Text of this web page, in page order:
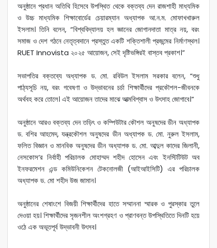
অনুষ্ঠানে প্রধান অতিথি হিসেবে উপস্থিত থেকে বক্তব্য দেন রাজশাহী মাধ্যমিক
ও উচ্চ মাধ্যমিক শিক্ষাবোর্ডের চেয়ারম্যান অধ্যাপক আ.ন.ম. মোফাখখারুল
ইসলাম। তিনি বলেন, “বিশ্ববিদ্যালয় হল জ্ঞানের জোগানদাতা মাত্র নয়, বরং
সমাজ ও দেশ গঠনে নেতৃত্বদানে প্রস্তুত একটি শক্তিশালী প্রজন্মের নির্মাণস্থল।
RUET Innovista ২০২৫ আয়োজন, সেই দৃষ্টিভঙ্গিরই বাস্তব প্রকাশ।”
সভাপতির বক্তব্যে অধ্যাপক ড. মো. রবিউল ইসলাম সরকার বলেন, “শুধু
পাঠ্যসূচি নয়, বরং গবেষণা ও উদ্ভাবনের চর্চা শিক্ষার্থীদের প্রকৌশল-জীবনকে
অর্থবহ করে তোলে। এই আয়োজন তাদের মাঝে আত্মবিশ্বাস ও উৎসাহ জোগাবে।”
অনুষ্ঠানে আরও বক্তব্য দেন তড়িৎ ও কম্পিউটার কৌশল অনুষদের ডীন অধ্যাপক
ড. বশির আহমেদ, যন্ত্রকৌশল অনুষদের ডীন অধ্যাপক ড. মো. নুরুল ইসলাম,
ফলিত বিজ্ঞান ও মানবিক অনুষদের ডীন অধ্যাপক ড. মো. আব্দুল কাদের জিলানী,
নেসকোস‘র নির্বাহী পরিচালক মোহাম্মদ শহীদ হোসেন এবং ইনস্টিটিউট অব
ইনফরমেশন এন্ড কমিউনিকেশন টেকনোলজী (আইআইসিটি) এর পরিচালক
অধ্যাপক ড. মো শহীদ উজ জামান।
অনুষ্ঠানের শেষাংশে বিজয়ী শিক্ষার্থীদের হাতে সম্মাননা স্মারক ও পুরস্কার তুলে
দেওয়া হয়। শিক্ষার্থীদের সৃজনশীল অংশগ্রহণ ও প্রাণবন্ত উপস্থিতিতে দিনটি হয়ে
ওঠে এক অভূতপূর্ব উদ্ভাবনী উৎসব।